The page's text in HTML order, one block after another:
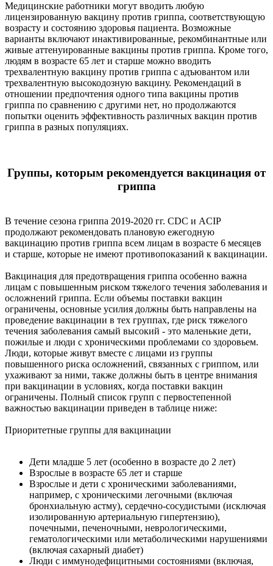
Медицинские работники могут вводить любую
лицензированную вакцину против гриппа, соответствующую
возрасту и состоянию здоровья пациента. Возможные
варианты включают инактивированные, рекомбинантные или
живые аттенуированные вакцины против гриппа. Кроме того,
людям в возрасте 65 лет и старше можно вводить
трехвалентную вакцину против гриппа с адъювантом или
трехвалентную высокодозную вакцину. Рекомендаций в
отношении предпочтения одного типа вакцины против
гриппа по сравнению с другими нет, но продолжаются
попытки оценить эффективность различных вакцин против
гриппа в разных популяциях.
Группы, которым рекомендуется вакцинация от
гриппа
В течение сезона гриппа 2019-2020 гг. CDC и ACIP
продолжают рекомендовать плановую ежегодную
вакцинацию против гриппа всем лицам в возрасте 6 месяцев
и старше, которые не имеют противопоказаний к вакцинации.
Вакцинация для предотвращения гриппа особенно важна
лицам с повышенным риском тяжелого течения заболевания и
осложнений гриппа. Если объемы поставки вакцин
ограничены, основные усилия должны быть направлены на
проведение вакцинации в тех группах, где риск тяжелого
течения заболевания самый высокий - это маленькие дети,
пожилые и люди с хроническими проблемами со здоровьем.
Люди, которые живут вместе с лицами из группы
повышенного риска осложнений, связанных с гриппом, или
ухаживают за ними, также должны быть в центре внимания
при вакцинации в условиях, когда поставки вакцин
ограничены. Полный список групп с первостепенной
важностью вакцинации приведен в таблице ниже:
Приоритетные группы для вакцинации
Дети младше 5 лет (особенно в возрасте до 2 лет)
Взрослые в возрасте 65 лет и старше
Взрослые и дети с хроническими заболеваниями,
например, с хроническими легочными (включая
бронхиальную астму), сердечно-сосудистыми (исключая
изолированную артериальную гипертензию),
почечными, печеночными, неврологическими,
гематологическими или метаболическими нарушениями
(включая сахарный диабет)
Люди с иммунодефицитными состояниями (включая,